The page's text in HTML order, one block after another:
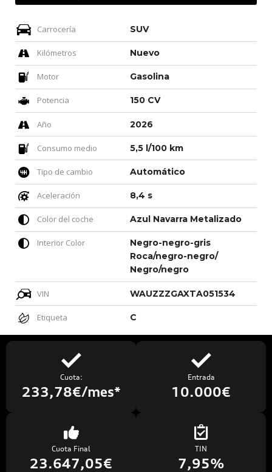
Carrocería SUV
Kilómetros Nuevo
Motor Gasolina
Potencia 150 CV
Año 2026
Consumo medio 5,5 l/100 km
Tipo de cambio Automático
Aceleración 8,4 s
Color del coche Azul Navarra Metalizado
Interior Color
Negro-negro-gris
Roca/negro-negro/
Negro/negro
VIN WAUZZZGAXTA051534
Etiqueta C
Cuota:
233,78€/mes*
Entrada
10.000€
Cuota Final
23.647,05€
TIN
7,95%